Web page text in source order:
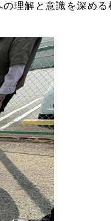
理解と意識を深める